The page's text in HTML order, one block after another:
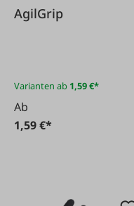
AgilGrip
Varianten ab 1,59 €*
Ab
1,59 €*